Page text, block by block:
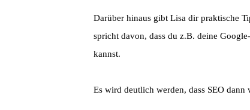
Darüber hinaus gibt Lisa dir praktische
spricht davon, dass du z.B. deine
kannst.
Es wird deutlich werden, dass SEO